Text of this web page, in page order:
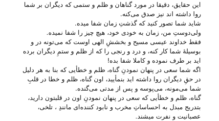
این حقایق، دقیقا در مورد گناهان و ظلم و ستمی که دیگران بر شما
روا داشته ا‌ند نیز صدق می‌‌کنه.
شاید شما تصور کنید که گذشتِ زمان شفا میده.
ولی‌دوستِ من، زمان به خودی خود، هیچ چیز را شفا نمیده.
فقط خداوند عیسی مسیح و بخششِ الهی اوست که می‌‌تونه در و
بوسیلهٔ شما کار کنه، و درد و رنجی را که از ظلم و ستمِ دیگران برده
اید بر طرف نموده و کاملا شفا بده!
اگه شما سعی در پنهان نمودنِ گناه، ظلم و خطأیی که بنا به هر دلیل
در حقِ دیگران روا داشته اید بنمأیید، اون گناه، ظلم و خطا در قلبِ
شما می‌‌مونه، می‌‌پوسه و پس از مدتی می‌‌گنده.
گناه، ظلم و خطأیی که سعی در پنهان نمودنِ اون در قلبتون دارید،
بتدریج مبدل به احساساتِ مخرب و نابود کننده‌ای مانندِ ، تلخی،
عصبانیت و نفرت میشند.